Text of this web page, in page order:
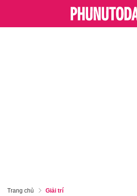
Trang chủ Giải trí